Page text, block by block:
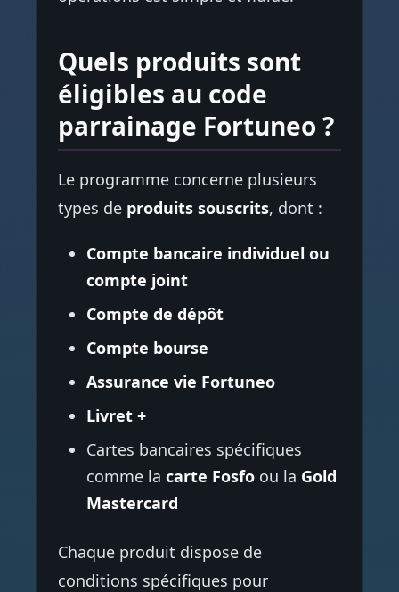
Quels produits sont
éligibles au code
parrainage Fortuneo ?
Le programme concerne plusieurs
types de produits souscrits, dont :
Compte bancaire individuel ou
compte joint
Compte de dépôt
Compte bourse
Assurance vie Fortuneo
Livret +
Cartes bancaires spécifiques
comme la carte Fosfo ou la Gold
Mastercard
Chaque produit dispose de
conditions spécifiques pour